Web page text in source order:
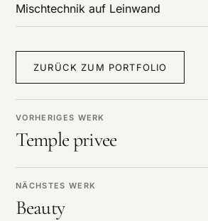
VORHERIGES WERK
Temple privee
NÄCHSTES WERK
Beauty
Mischtechnik auf Leinwand
ZURÜCK ZUM PORTFOLIO